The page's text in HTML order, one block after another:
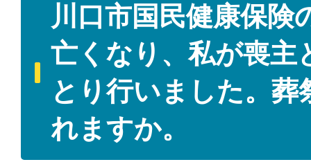
川口市国民健康保険
亡くなり、私が喪主
とり行いました。葬
れますか。